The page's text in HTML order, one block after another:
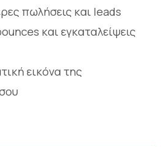
πωλήσεις και leads
και εγκαταλείψεις
εικόνα της